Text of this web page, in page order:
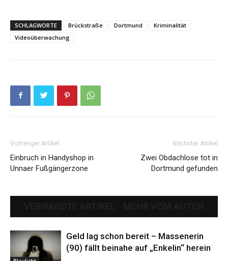
SCHLAGWORTE Brückstraße Dortmund
Kriminalität
Videoüberwachung
Vorheriger Artikel
Einbruch in Handyshop in
Unnaer Fußgängerzone
Nächster Artikel
Zwei Obdachlose tot in
Dortmund gefunden
Geld lag schon bereit – Massenerin
(90) fällt beinahe auf „Enkelin“ herein